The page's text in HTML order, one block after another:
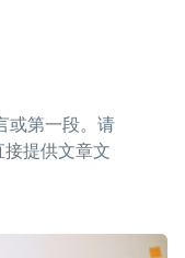
或第一段。请
提供文章文